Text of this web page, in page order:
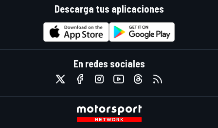
Descarga tus aplicaciones
En redes sociales